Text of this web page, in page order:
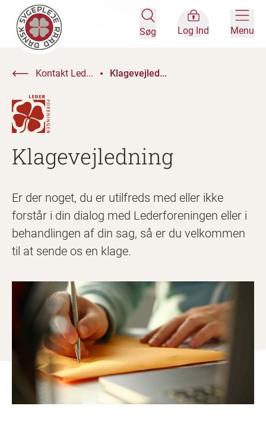
Søg Log Ind Menu
Kontakt Led... Klagevejled...
Klagevejledning
Er der noget, du er utilfreds med eller ikke
forstår i din dialog med Lederforeningen eller i
behandlingen af din sag, så er du velkommen
til at sende os en klage.